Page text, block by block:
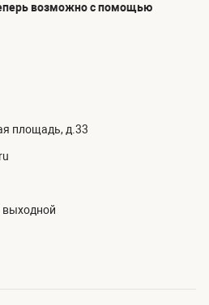
возможно с помощью
площадь, д.33
выходной